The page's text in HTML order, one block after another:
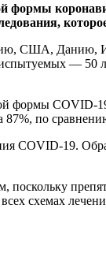
США, Данию,
—
COVID-
87%, по
COVID-19.
схемах